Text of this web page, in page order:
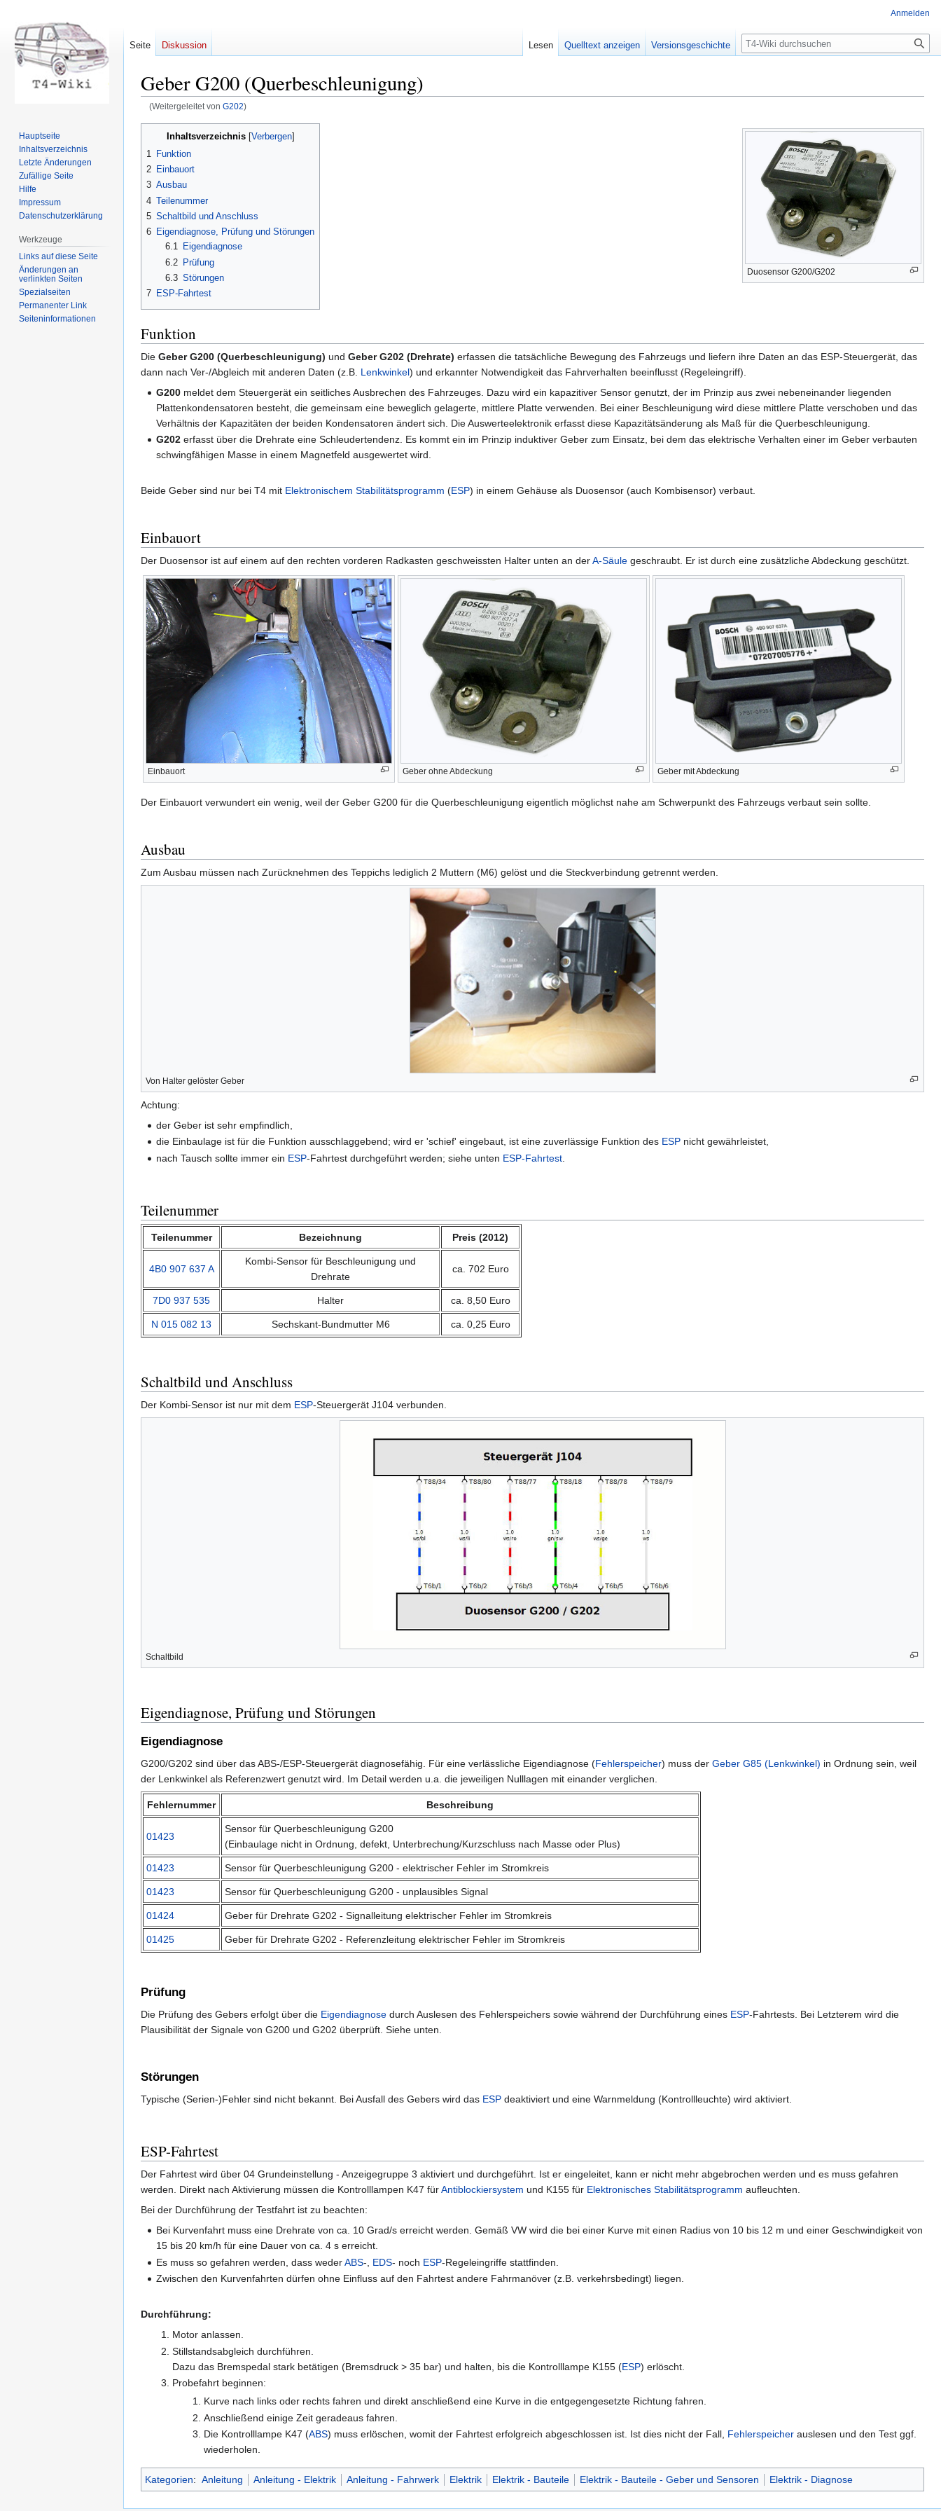
Geber G200 (Querbeschleunigung)
(Weitergeleitet von G202)
Duosensor G200/G202
Inhaltsverzeichnis
1
Funktion
2 Einbauort
3 Ausbau
4 Teilenummer
5 Schaltbild und Anschluss
6 Eigendiagnose, Prüfung und Störungen
6.1
Eigendiagnose
6.2 Prüfung
6.3 Störungen
7 ESP-Fahrtest
Funktion
Die Geber G200 (Querbeschleunigung) und Geber G202 (Drehrate) erfassen die tatsächliche Bewegung des Fahrzeugs und liefern ihre Daten an das ESP-Steuergerät, das
dann nach Ver-/Abgleich mit anderen Daten (z.B. Lenkwinkel) und erkannter Notwendigkeit das Fahrverhalten beeinflusst (Regeleingriff).
G200 meldet dem Steuergerät ein seitliches Ausbrechen des Fahrzeuges. Dazu wird ein kapazitiver Sensor genutzt, der im Prinzip aus zwei nebeneinander liegenden
Plattenkondensatoren besteht, die gemeinsam eine beweglich gelagerte, mittlere Platte verwenden. Bei einer Beschleunigung wird diese mittlere Platte verschoben und das
Verhältnis der Kapazitäten der beiden Kondensatoren ändert sich. Die Auswerteelektronik erfasst diese Kapazitätsänderung als Maß für die Querbeschleunigung.
G202 erfasst über die Drehrate eine Schleudertendenz. Es kommt ein im Prinzip induktiver Geber zum Einsatz, bei dem das elektrische Verhalten einer im Geber verbauten
schwingfähigen Masse in einem Magnetfeld ausgewertet wird.
Beide Geber sind nur bei T4 mit Elektronischem Stabilitätsprogramm (ESP) in einem Gehäuse als Duosensor (auch Kombisensor) verbaut.
Einbauort
Der Duosensor ist auf einem auf den rechten vorderen Radkasten geschweissten Halter unten an derA-Säule geschraubt. Er ist durch eine zusätzliche Abdeckung geschützt.
Einbauort Geber ohne Abdeckung Geber mit Abdeckung
Der Einbauort verwundert ein wenig, weil der Geber G200 für die Querbeschleunigung eigentlich möglichst nahe am Schwerpunkt des Fahrzeugs verbaut sein sollte.
Ausbau
Zum Ausbau müssen nach Zurücknehmen des Teppichs lediglich 2 Muttern (M6) gelöst und die Steckverbindung getrennt werden.
Von Halter gelöster Geber
Achtung:
der Geber ist sehr empfindlich,
die Einbaulage ist für die Funktion ausschlaggebend; wird er 'schief' eingebaut, ist eine zuverlässige Funktion des ESP nicht gewährleistet,
nach Tausch sollte immer ein ESP-Fahrtest durchgeführt werden; siehe unten ESP-Fahrtest
Teilenummer
Teilenummer Bezeichnung Preis (2012)
4B0 907 637 A
Kombi-Sensor für Beschleunigung und
Drehrate
ca. 702 Euro
7D0 937 535 Halter ca. 8,50 Euro
N 015 082 13 Sechskant-Bundmutter M6 ca. 0,25 Euro
Schaltbild und Anschluss
Der Kombi-Sensor ist nur mit dem ESP-Steuergerät J104 verbunden.
Schaltbild
Eigendiagnose, Prüfung und Störungen
Eigendiagnose
G200/G202 sind über das ABS-/ESP-Steuergerät diagnosefähig. Für eine verlässliche Eigendiagnose (Fehlerspeicher) muss der Geber G85 (Lenkwinkel) in Ordnung sein, weil
der Lenkwinkel als Referenzwert genutzt wird. Im Detail werden u.a. die jeweiligen Nulllagen mit einander verglichen.
Fehlernummer Beschreibung
01423
Sensor für Querbeschleunigung G200
(Einbaulage nicht in Ordnung, defekt, Unterbrechung/Kurzschluss nach Masse oder Plus)
01423 Sensor für Querbeschleunigung G200 - elektrischer Fehler im Stromkreis
01423 Sensor für Querbeschleunigung G200 - unplausibles Signal
01424 Geber für Drehrate G202 - Signalleitung elektrischer Fehler im Stromkreis
01425 Geber für Drehrate G202 - Referenzleitung elektrischer Fehler im Stromkreis
Prüfung
Die Prüfung des Gebers erfolgt über die Eigendiagnose durch Auslesen des Fehlerspeichers sowie während der Durchführung eines ESP-Fahrtests. Bei Letzterem wird die
Plausibilität der Signale von G200 und G202 überprüft. Siehe unten.
Störungen
Typische (Serien-)Fehler sind nicht bekannt. Bei Ausfall des Gebers wird das ESP deaktiviert und eine Warnmeldung (Kontrollleuchte) wird aktiviert.
ESP-Fahrtest
Der Fahrtest wird über 04 Grundeinstellung - Anzeigegruppe 3 aktiviert und durchgeführt. Ist er eingeleitet, kann er nicht mehr abgebrochen werden und es muss gefahren
werden. Direkt nach Aktivierung müssen die Kontrolllampen K47 fürAntiblockiersystem und K155 für Elektronisches Stabilitätsprogramm aufleuchten.
Bei der Durchführung der Testfahrt ist zu beachten:
Bei Kurvenfahrt muss eine Drehrate von ca. 10 Grad/s erreicht werden. Gemäß VW wird die bei einer Kurve mit einen Radius von 10 bis 12 m und einer Geschwindigkeit von
15 bis 20 km/h für eine Dauer von ca. 4 s erreicht.
Es muss so gefahren werden, dass wederABS-, EDS- noch ESP-Regeleingriffe stattfinden.
Zwischen den Kurvenfahrten dürfen ohne Einfluss auf den Fahrtest andere Fahrmanöver (z.B. verkehrsbedingt) liegen.
Durchführung:
Motor anlassen.
Stillstandsabgleich durchführen.
Dazu das Bremspedal stark betätigen (Bremsdruck > 35 bar) und halten, bis die Kontrolllampe K155 (ESP) erlöscht.
Probefahrt beginnen:
Kurve nach links oder rechts fahren und direkt anschließend eine Kurve in die entgegengesetzte Richtung fahren.
Anschließend einige Zeit geradeaus fahren.
Die Kontrolllampe K47 (ABS) muss erlöschen, womit der Fahrtest erfolgreich abgeschlossen ist. Ist dies nicht der Fall, Fehlerspeicherauslesen und den Test ggf.
wiederholen.
Kategorien: Anleitung Anleitung - Elektrik Anleitung - Fahrwerk Elektrik Elektrik - Bauteile Elektrik - Bauteile - Geber und Sensoren Elektrik - Diagnose
Anmelden
Seite Diskussion Lesen Quelltext anzeigen Versionsgeschichte Suche
Hauptseite
Inhaltsverzeichnis
Letzte Änderungen
Zufällige Seite
Hilfe
Impressum
Datenschutzerklärung
Werkzeuge
Links auf diese Seite
Änderungen an
verlinkten Seiten
Spezialseiten
Permanenter Link
Seiten­informationen